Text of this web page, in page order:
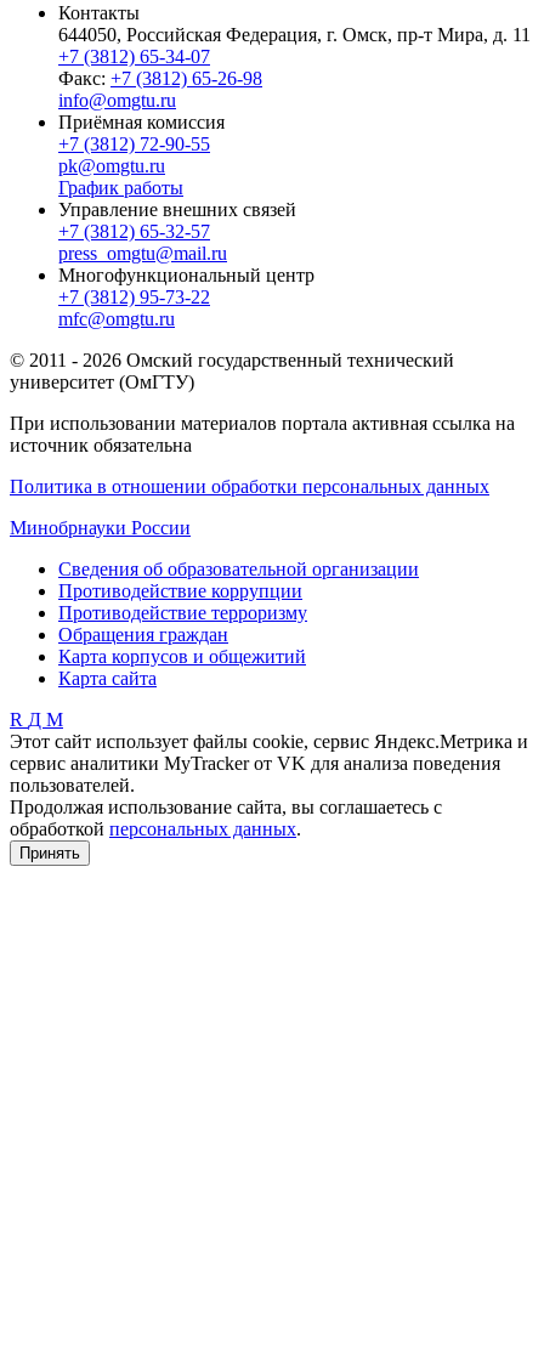
Контакты
644050, Российская Федерация, г. Омск, пр-т Мира, д. 11
+7 (3812) 65-34-07
Факс: +7 (3812) 65-26-98
info@omgtu.ru
Приёмная комиссия
+7 (3812) 72-90-55
pk@omgtu.ru
График работы
Управление внешних связей
+7 (3812) 65-32-57
press_omgtu@mail.ru
Многофункциональный центр
+7 (3812) 95-73-22
mfc@omgtu.ru
© 2011 - 2026 Омский государственный технический
университет (ОмГТУ)
При использовании материалов портала активная ссылка на
источник обязательна
Политика в отношении обработки персональных данных
Минобрнауки России
Сведения об образовательной организации
Противодействие коррупции
Противодействие терроризму
Обращения граждан
Карта корпусов и общежитий
Карта сайта
R Д М
Этот сайт использует файлы cookie, сервис Яндекс.Метрика и
сервис аналитики MyTracker от VK для анализа поведения
пользователей.
Продолжая использование сайта, вы соглашаетесь с
обработкой персональных данных.
Принять